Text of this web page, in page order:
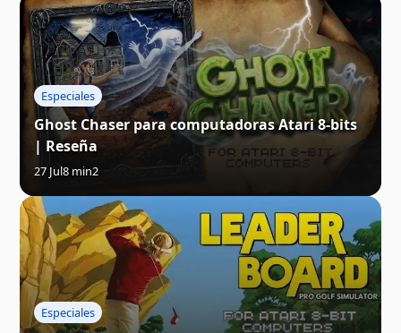
Especiales
Ghost Chaser para computadoras Atari 8-bits
| Reseña
27 Jul8 min2
Especiales